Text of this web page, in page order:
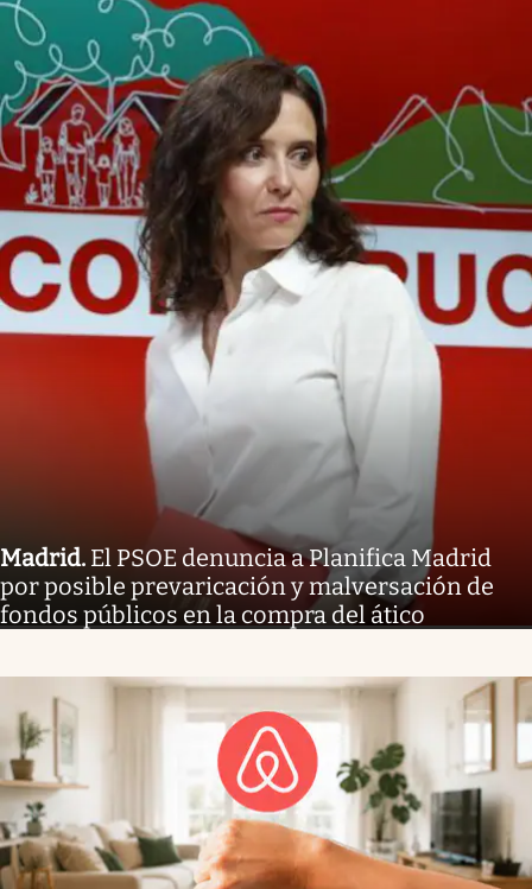
Madrid. El PSOE denuncia a Planifica Madrid
por posible prevaricación y malversación de
fondos públicos en la compra del ático